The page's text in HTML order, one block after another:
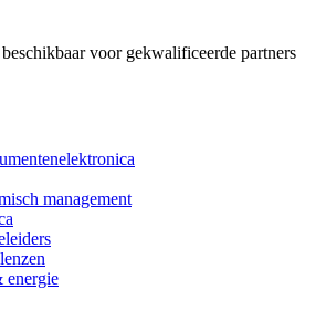
voor gekwalificeerde partners
management
energie